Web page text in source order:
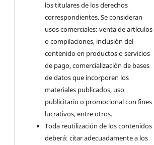
los titulares de los derechos
correspondientes. Se consideran
usos comerciales: venta de artículos
o compilaciones, inclusión del
contenido en productos o servicios
de pago, comercialización de bases
de datos que incorporen los
materiales publicados, uso
publicitario o promocional con fines
lucrativos, entre otros.
Toda reutilización de los contenidos
deberá: citar adecuadamente a los